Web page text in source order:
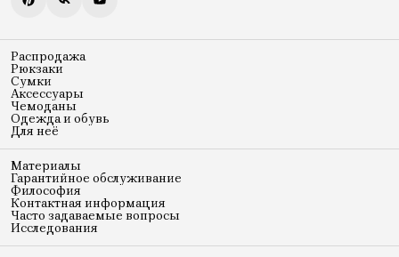
Распродажа
Рюкзаки
Сумки
Аксессуары
Чемоданы
Одежда и обувь
Для неё
Материалы
Гарантийное обслуживание
Философия
Контактная информация
Часто задаваемые вопросы
Исследования